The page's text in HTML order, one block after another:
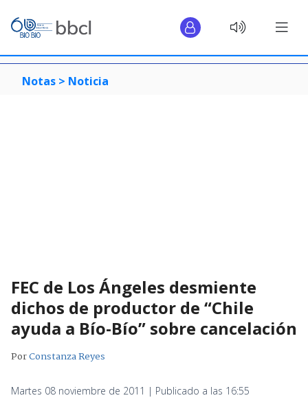
Notas > Noticia
FEC de Los Ángeles desmiente
dichos de productor de “Chile
ayuda a Bío-Bío” sobre cancelación
PorConstanza Reyes
Martes 08 noviembre de 2011 | Publicado a las 16:55